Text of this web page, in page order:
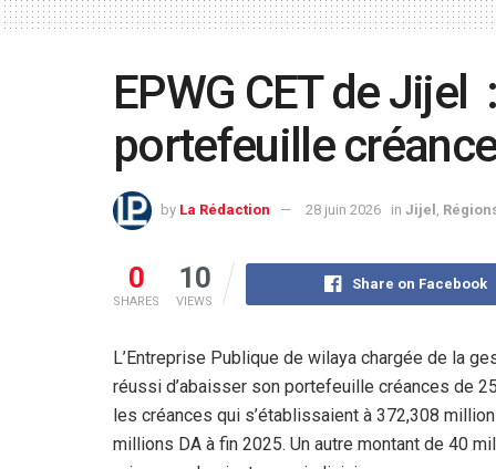
EPWG CET de Jijel
portefeuille
by La Rédaction 28 juin 2026 in Jijel
0
SHARES
10
VIEWS
Share on Facebook
L’Entreprise Publique de wilaya chargée de la
réussi d’abaisser son portefeuille créances de
les créances qui s’établissaient à 372,308
millions DA à fin 2025. Un autre montant de 40